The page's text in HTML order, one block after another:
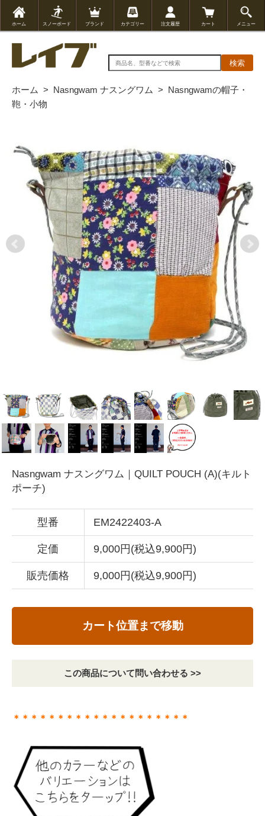
ホーム スノーボード ブランド カテゴリー 注文履歴 カート メニュー
検索
ホーム > Nasngwam ナスングワム > Nasngwamの帽子・
鞄・小物
Nasngwam ナスングワム｜QUILT POUCH (A)(キルト
ポーチ)
型番 EM2422403-A
定価 9,000円(税込9,900円)
販売価格 9,000円(税込9,900円)
カート位置まで移動
この商品について問い合わせる >>
＊＊＊＊＊＊＊＊＊＊＊＊＊＊＊＊＊＊＊＊